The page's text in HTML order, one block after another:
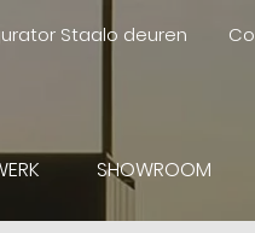
Staalo deuren
SHOWROOM